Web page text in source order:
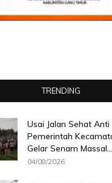
TRENDING
Usai Jalan Sehat Anti
Pemerintah
Gelar Senam Massal...
04/08/2026